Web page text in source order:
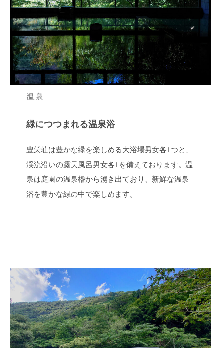
緑につつまれる温泉浴
豊栄荘は豊かな緑を楽しめる大浴場男女各1つと、
渓流沿いの露天風呂男女各1を備えております。温
泉は庭園の温泉櫓から湧き出ており、新鮮な温泉
浴を豊かな緑の中で楽しめます。